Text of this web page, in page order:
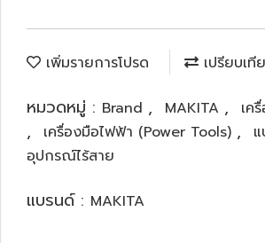
เพิ่มรายการโปรด เปรียบเที
หมวดหมู่ : Brand , MAKITA , เค
, เครื่องมือไฟฟ้า (Power Tools) ,
อุปกรณ์ไร้สาย
แบรนด์ : MAKITA